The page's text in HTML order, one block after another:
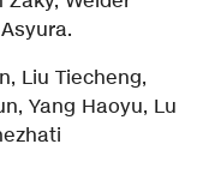
Liu Tiecheng,
Yang Haoyu, Lu